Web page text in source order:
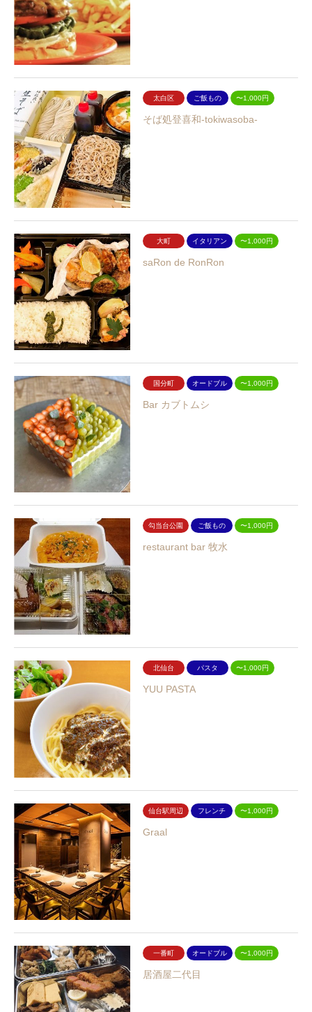
太白区 ご飯もの 〜1,000円
そば処登喜和-tokiwasoba-
大町 イタリアン 〜1,000円
saRon de RonRon
国分町 オードブル 〜1,000円
Bar カブトムシ
勾当台公園 ご飯もの 〜1,000円
restaurant bar 牧水
北仙台 パスタ 〜1,000円
YUU PASTA
仙台駅周辺 フレンチ 〜1,000円
Graal
一番町 オードブル 〜1,000円
居酒屋二代目